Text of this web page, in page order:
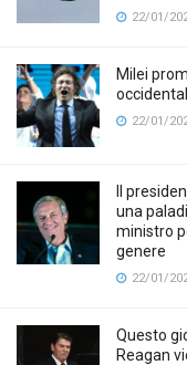
22/01/
Milei
22/01/
Il
una
ministro
genere
22/01/
Questo
Reagan